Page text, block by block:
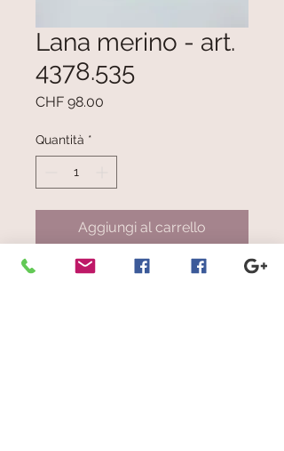
Lana merino - art.
4378.535
CHF 98.00
Quantità *
Aggiungi al carrello
Righe mélange verdognolo, beige,